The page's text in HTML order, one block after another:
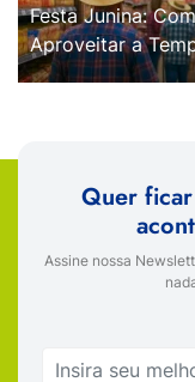
Festa Junina:
Aproveitar a
Quer
Assine nossa